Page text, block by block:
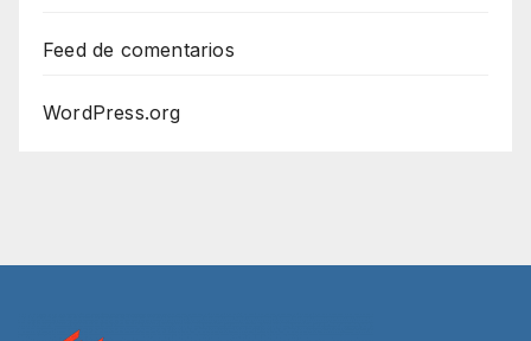
Feed de comentarios
WordPress.org